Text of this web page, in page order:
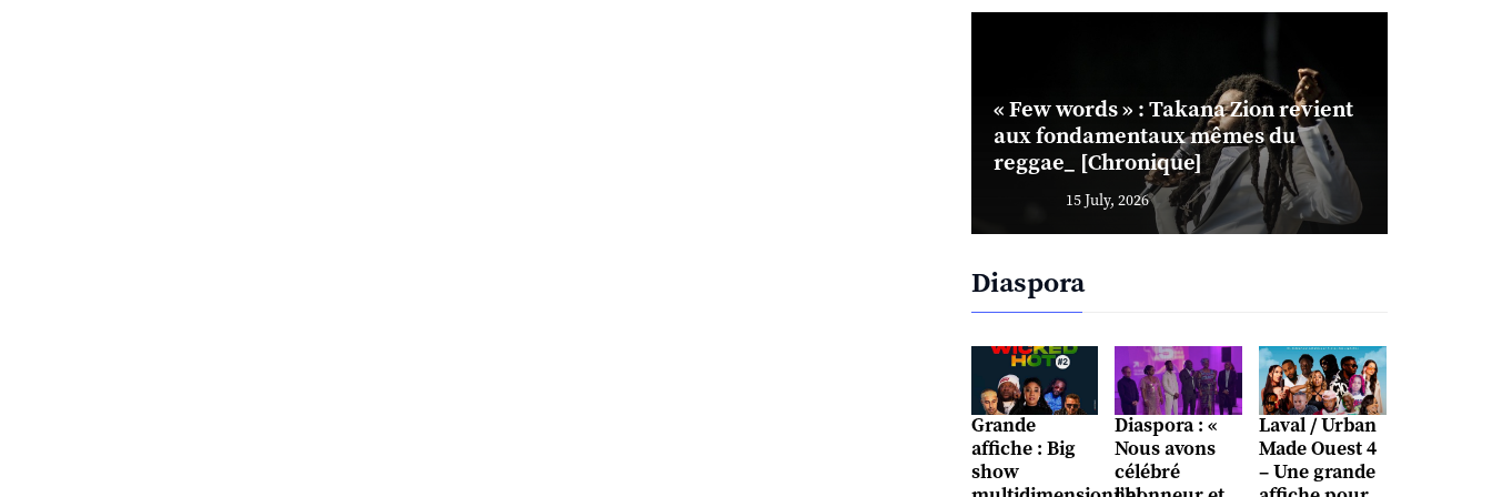
« Few words » : Takana Zion revient
aux fondamentaux mêmes du
reggae_ [Chronique]
15 July, 2026
Diaspora
Grande
affiche : Big
show
Diaspora : «
Nous avons
célébré
Laval / Urban
Made Ouest 4
– Une grande